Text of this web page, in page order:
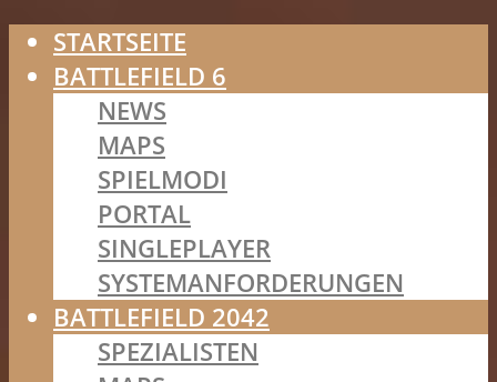
STARTSEITE
BATTLEFIELD 6
NEWS
MAPS
SPIELMODI
PORTAL
SINGLEPLAYER
SYSTEMANFORDERUNGEN
BATTLEFIELD 2042
SPEZIALISTEN